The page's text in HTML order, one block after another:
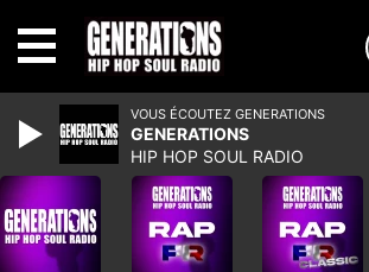
VOUS ÉCOUTEZ GENERATIONS
GENERATIONS
HIP HOP SOUL RADIO